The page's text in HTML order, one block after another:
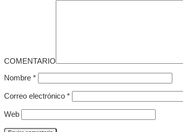
COMENTARIO
Nombre *
Correo electrónico *
Web